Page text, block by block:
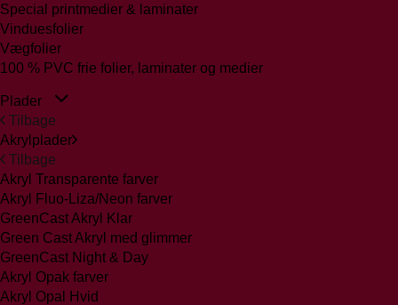
Special printmedier & laminater
Vinduesfolier
Vægfolier
100 % PVC frie folier, laminater og medier
Plader
Tilbage
Akrylplader
Tilbage
Akryl Transparente farver
Akryl Fluo-Liza/Neon farver
GreenCast Akryl Klar
Green Cast Akryl med glimmer
GreenCast Night & Day
Akryl Opak farver
Akryl Opal Hvid